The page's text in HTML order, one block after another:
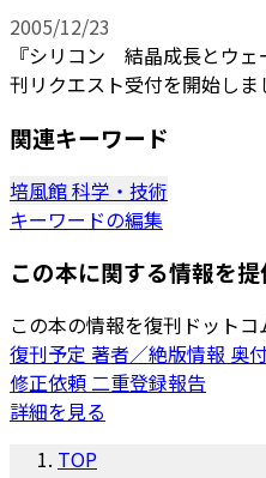
2005/12/23
『シリコン 結晶成長とウ
刊リクエスト受付を開始しま
関連キーワード
培風館科学・技術
キーワードの編集
この本に関する情報を提
この本の情報を復刊ドット
復刊予定 著者／絶版情報 奥
修正依頼二重登録報告
詳細を見る
TOP